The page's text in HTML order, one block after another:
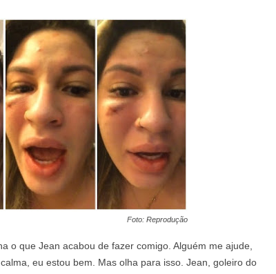
Foto: Reprodução
o que Jean acabou de fazer comigo. Alguém me ajude,
eu estou bem. Mas olha para isso. Jean, goleiro do